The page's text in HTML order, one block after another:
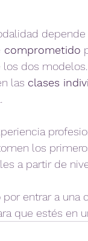
comprometido
dos
las clases
los
a partir de
por entrar a una
que estés en